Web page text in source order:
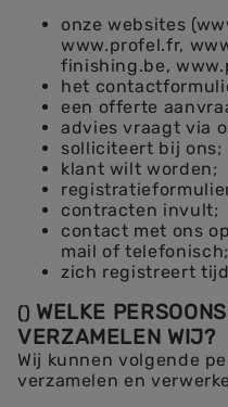
onze websites
www.profel.fr,
finishing.be,
het
een offerte
advies vraagt via
solliciteert bij ons;
klant wilt worden;
contracten invult;
contact met ons
mail of telefonisch;
zich registreert
() WELKE
VERZAMELEN WIJ?
Wij kunnen volgende
verzamelen en